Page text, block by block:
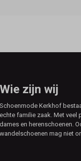
Wie zijn wij
Schoenmode Kerkhof
echte familie zaak. Met veel
dames en herenschoenen.
wandelschoenen mag niet